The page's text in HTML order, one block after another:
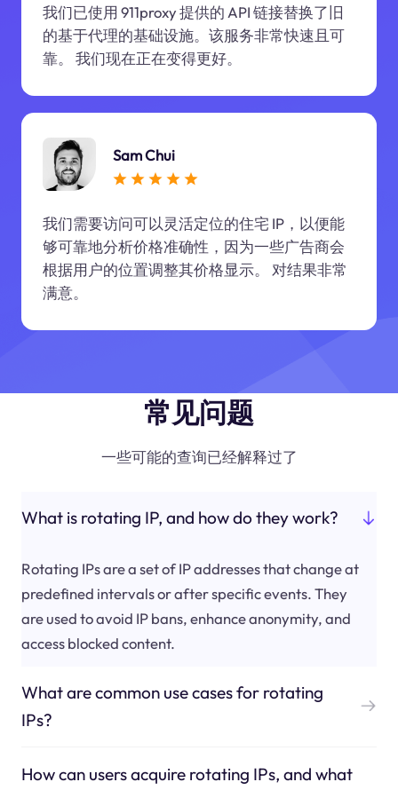
我们已使用 911proxy 提供的 API 链接替换了旧
的基于代理的基础设施。该服务非常快速且可
靠。 我们现在正在变得更好。
Sam Chui
我们需要访问可以灵活定位的住宅 IP，以便能
够可靠地分析价格准确性，因为一些广告商会
根据用户的位置调整其价格显示。 对结果非常
满意。
常见问题
一些可能的查询已经解释过了
What is rotating IP, and how do they work?
Rotating IPs are a set of IP addresses that change at
predefined intervals or after specific events. They
are used to avoid IP bans, enhance anonymity, and
access blocked content.
What are common use cases for rotating
IPs?
How can users acquire rotating IPs, and what